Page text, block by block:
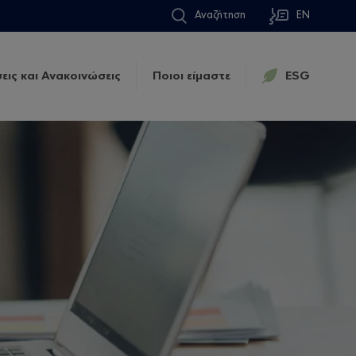
Αναζήτηση EN
και Ανακοινώσεις Ποιοι είμαστε ESG